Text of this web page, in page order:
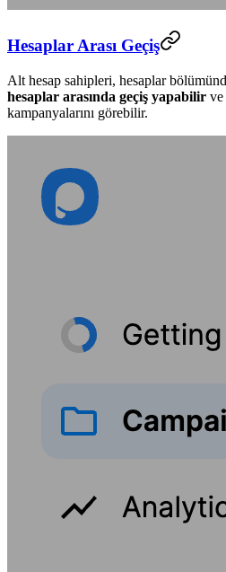
Hesaplar Arası Geçiş
Alt hesap sahipleri, hesaplar
hesaplar arasında geçiş yapabilir ve
kampanyalarını görebilir.